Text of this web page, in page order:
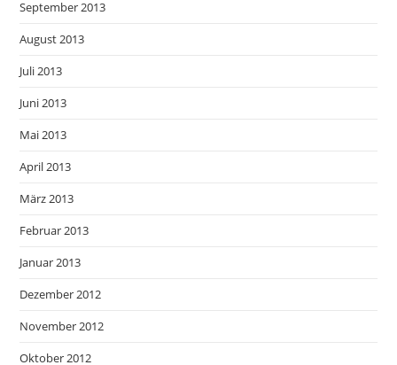
September 2013
August 2013
Juli 2013
Juni 2013
Mai 2013
April 2013
März 2013
Februar 2013
Januar 2013
Dezember 2012
November 2012
Oktober 2012